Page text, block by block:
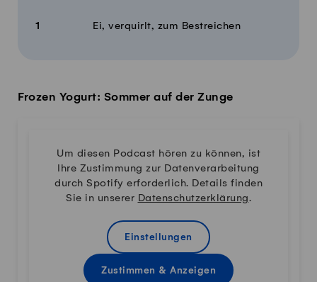
1 Ei, verquirlt, zum Bestreichen
Frozen Yogurt: Sommer auf der Zunge
Um diesen Podcast hören zu können, ist
Ihre Zustimmung zur Datenverarbeitung
durch Spotify erforderlich. Details finden
Sie in unserer Datenschutzerklärung.
Einstellungen
Zustimmen & Anzeigen